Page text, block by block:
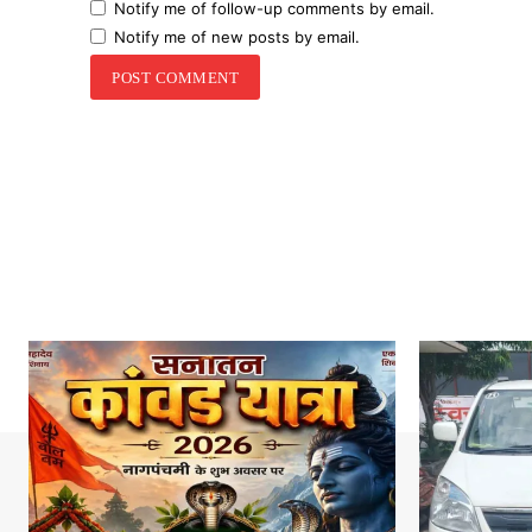
Notify me of follow-up comments by email.
Notify me of new posts by email.